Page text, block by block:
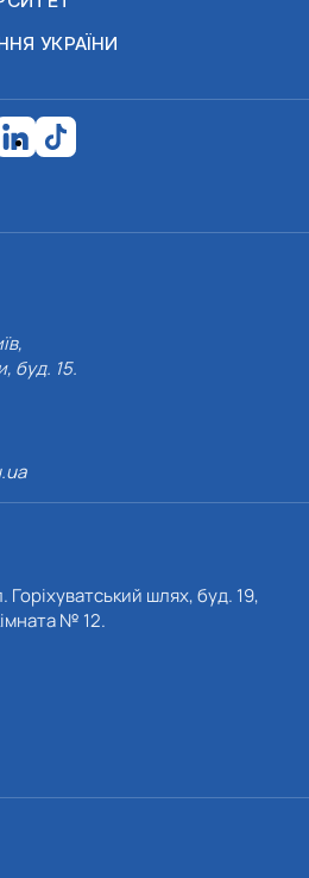
УКРАЇНИ
буд. 15.
Горіхуватський шлях, буд. 19,
№ 12.